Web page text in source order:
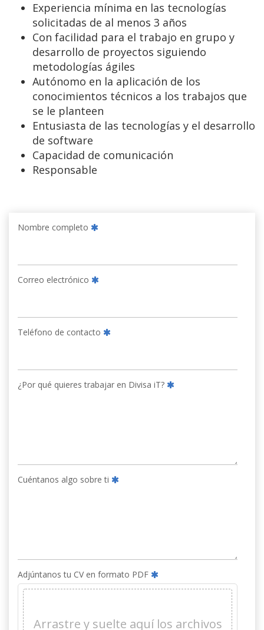
Experiencia mínima en las tecnologías
solicitadas de al menos 3 años
Con facilidad para el trabajo en grupo y
desarrollo de proyectos siguiendo
metodologías ágiles
Autónomo en la aplicación de los
conocimientos técnicos a los trabajos que
se le planteen
Entusiasta de las tecnologías y el desarrollo
de software
Capacidad de comunicación
Responsable
Nombre completo
Correo electrónico
Teléfono de contacto
¿Por qué quieres trabajar en Divisa iT?
Cuéntanos algo sobre ti
Adjúntanos tu CV en formato PDF
Arrastre y suelte aquí los archivos